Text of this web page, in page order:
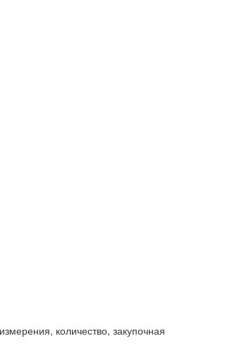
количество, закупочная